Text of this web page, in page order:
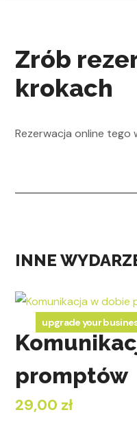
Zrób
krokach
Rezerwacja online tego
INNE
upgrade your
promptów
29,00 zł